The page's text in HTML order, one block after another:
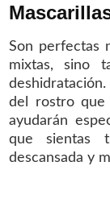
Son perfectas
mixtas, sino
del rostro que
ayudarán
que sientas
descansada y